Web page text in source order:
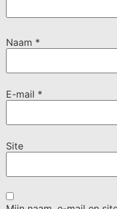
Naam *
E-mail *
Site